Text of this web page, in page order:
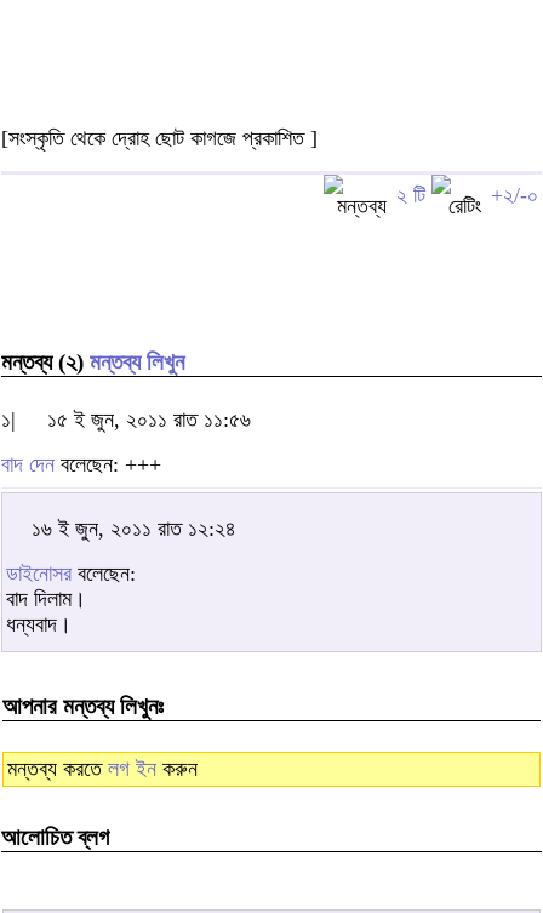
[সংস্কৃতি থেকে দ্রোহ ছোট কাগজে প্রকাশিত ]
২ টি +২/-০
মন্তব্য (২) মন্তব্য লিখুন
১|
১৫ ই জুন, ২০১১ রাত ১১:৫৬
বাদ দেন বলেছেন: +++
১৬ ই জুন, ২০১১ রাত ১২:২৪
ডাইনোসর বলেছেন:
বাদ দিলাম।
ধন্যবাদ।
আপনার মন্তব্য লিখুনঃ
মন্তব্য করতে লগ ইন করুন
আলোচিত ব্লগ